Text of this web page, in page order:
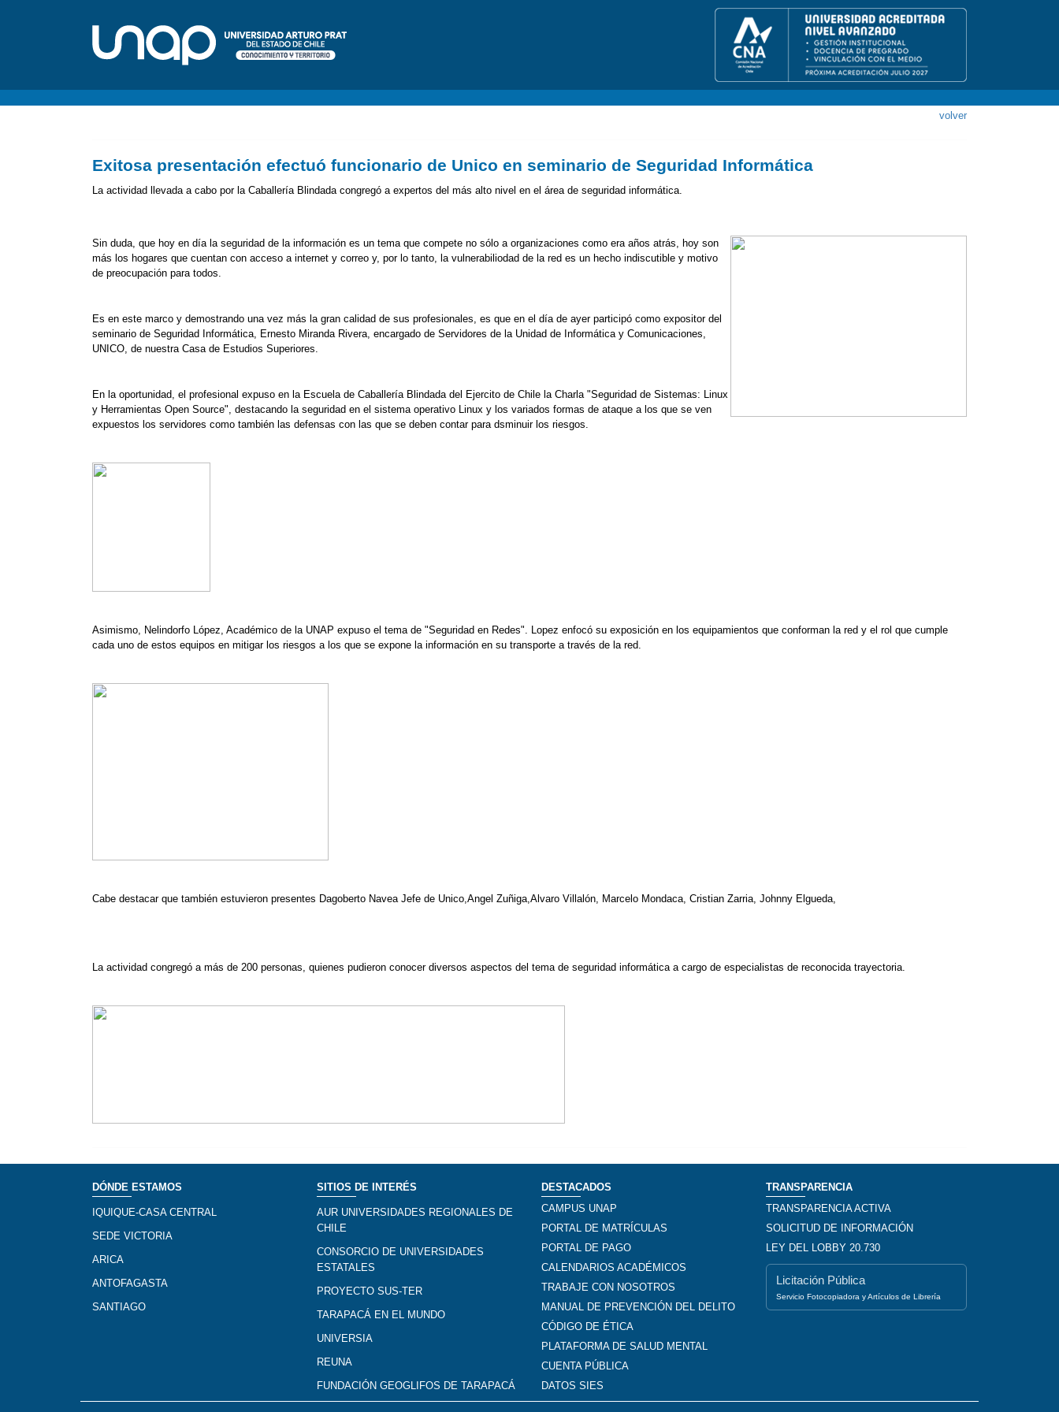
volver
Exitosa presentación efectuó funcionario de Unico en seminario de Seguridad Informática
La actividad llevada a cabo por la Caballería Blindada congregó a expertos del más alto nivel en el área de seguridad informática.
Sin duda, que hoy en día la seguridad de la información es un tema que compete no sólo a organizaciones como era años atrás, hoy son
más los hogares que cuentan con acceso a internet y correo y, por lo tanto, la vulnerabiliodad de la red es un hecho indiscutible y motivo
de preocupación para todos.
Es en este marco y demostrando una vez más la gran calidad de sus profesionales, es que en el día de ayer participó como expositor del
seminario de Seguridad Informática, Ernesto Miranda Rivera, encargado de Servidores de la Unidad de Informática y Comunicaciones,
UNICO, de nuestra Casa de Estudios Superiores.
En la oportunidad, el profesional expuso en la Escuela de Caballería Blindada del Ejercito de Chile la Charla "Seguridad de Sistemas: Linux
y Herramientas Open Source", destacando la seguridad en el sistema operativo Linux y los variados formas de ataque a los que se ven
expuestos los servidores como también las defensas con las que se deben contar para dsminuir los riesgos.
Asimismo, Nelindorfo López, Académico de la UNAP expuso el tema de "Seguridad en Redes". Lopez enfocó su exposición en los equipamientos que conforman la red y el rol que cumple
cada uno de estos equipos en mitigar los riesgos a los que se expone la información en su transporte a través de la red.
Cabe destacar que también estuvieron presentes Dagoberto Navea Jefe de Unico,Angel Zuñiga,Alvaro Villalón, Marcelo Mondaca, Cristian Zarria, Johnny Elgueda,
La actividad congregó a más de 200 personas, quienes pudieron conocer diversos aspectos del tema de seguridad informática a cargo de especialistas de reconocida trayectoria.
DÓNDE ESTAMOS
IQUIQUE-CASA CENTRAL
SEDE VICTORIA
ARICA
ANTOFAGASTA
SANTIAGO
SITIOS DE INTERÉS
AUR UNIVERSIDADES REGIONALES DE
CHILE
CONSORCIO DE UNIVERSIDADES
ESTATALES
PROYECTO SUS-TER
TARAPACÁ EN EL MUNDO
UNIVERSIA
REUNA
FUNDACIÓN GEOGLIFOS DE TARAPACÁ
DESTACADOS
CAMPUS UNAP
PORTAL DE MATRÍCULAS
PORTAL DE PAGO
CALENDARIOS ACADÉMICOS
TRABAJE CON NOSOTROS
MANUAL DE PREVENCIÓN DEL DELITO
CÓDIGO DE ÉTICA
PLATAFORMA DE SALUD MENTAL
CUENTA PÚBLICA
DATOS SIES
TRANSPARENCIA
TRANSPARENCIA ACTIVA
SOLICITUD DE INFORMACIÓN
LEY DEL LOBBY 20.730
Licitación Pública
Servicio Fotocopiadora y Artículos de Librería